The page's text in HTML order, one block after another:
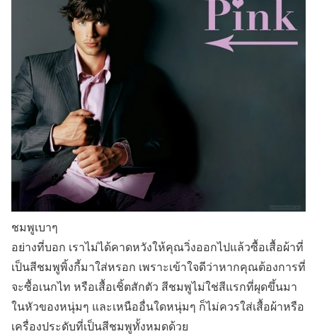
ชมพูเบาๆ
อย่างที่บอก เราไม่ได้คาดหวังให้คุณวิ่งออกไปแล้วซื้อเสื้อผ้าที่
เป็นสีชมพูพิ้งกี้มาใส่หรอก เพราะเข้าใจดีว่าหากคุณต้องการที่
จะซื้อเนกไท หรือเสื้อเชิ้ตสักตัว สีชมพูไม่ใช่สีแรกที่ผุดขึ้นมา
ในหัวของหนุ่มๆ และเหนืออื่นใดหนุ่มๆ ก็ไม่ควรใส่เสื้อผ้าหรือ
เครื่องประดับที่เป็นสีชมพูทั้งหมดด้วย